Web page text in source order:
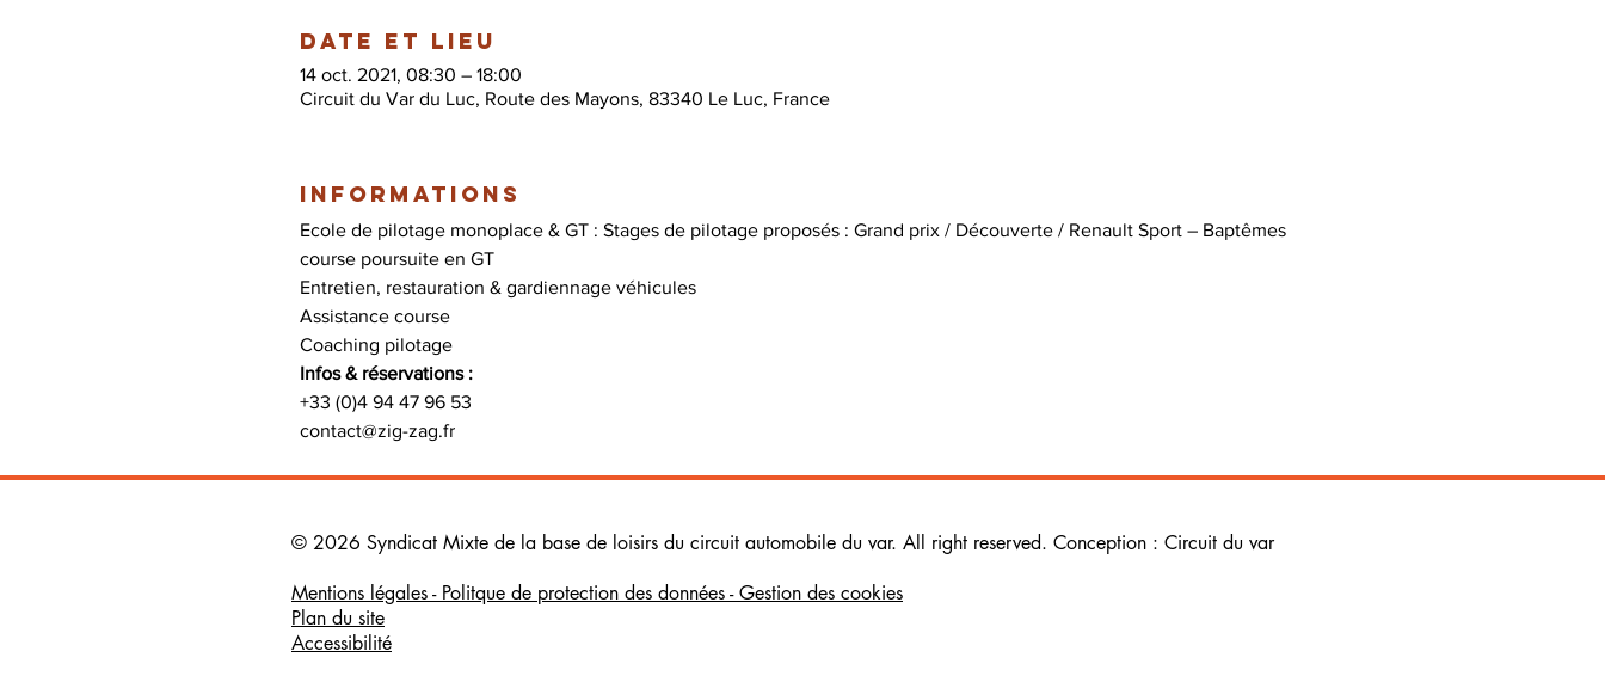
Date et lieu
14 oct. 2021, 08:30 – 18:00
Circuit du Var du Luc, Route des Mayons, 83340 Le Luc, France
Informations
Ecole de pilotage monoplace & GT : Stages de pilotage proposés : Grand prix / Découverte / Renault Sport – Baptêmes
course poursuite en GT
Entretien, restauration & gardiennage véhicules
Assistance course
Coaching pilotage
Infos & réservations :
+33 (0)4 94 47 96 53
contact@zig-zag.fr
© 2026 Syndicat Mixte de la base de loisirs du circuit automobile du var. All right reserved. Conception : Circuit du var
Mentions légales - Politque de protection des données - Gestion des cookies
Plan du site
Accessibilité